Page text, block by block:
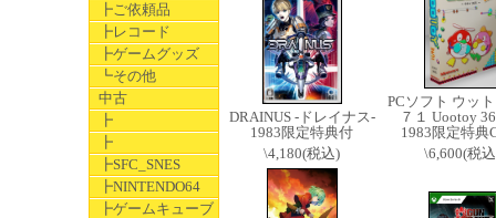
┣ご依頼品
┣レコード
┣ゲームグッズ
┗その他
中古
┣
┣
┣SFC_SNES
┣NINTENDO64
┣ゲームキューブ
DRAINUS -ドレイナス-
1983限定特典付
\4,180(税込)
PCソフト ウッ
７１ Uootoy
1983限定特典
\6,600(税